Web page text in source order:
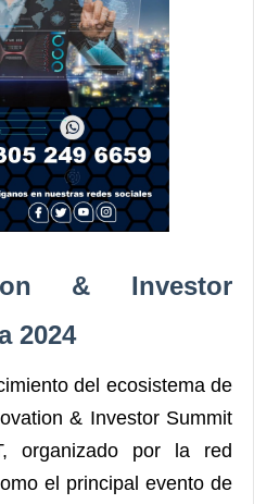
& Investor
2024
del ecosistema de
& Investor Summit
organizado por la red
el principal evento de